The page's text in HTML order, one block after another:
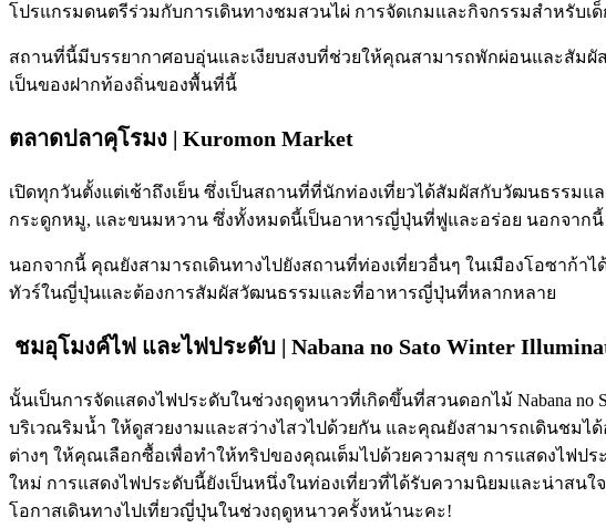
โปรแกรมดนตรีร่วมกับการเดินทางชมสวนไผ่ การจัดเกมและกิจกรรมสำหรับ
สถานที่นี้มีบรรยากาศอบอุ่นและเงียบสงบที่ช่วยให้คุณสามารถพักผ่อนและสัมผั
เป็นของฝากท้องถิ่นของพื้นที่นี้
ตลาดปลาคุโรมง | Kuromon Market
เปิดทุกวันตั้งแต่เช้าถึงเย็น ซึ่งเป็นสถานที่ที่นักท่องเที่ยวได้สัมผัสกับวัฒนธรรม
กระดูกหมู, และขนมหวาน ซึ่งทั้งหมดนี้เป็นอาหารญี่ปุ่นที่ฟูและอร่อย นอกจาก
นอกจากนี้ คุณยังสามารถเดินทางไปยังสถานที่ท่องเที่ยวอื่นๆ ในเมืองโอซาก้า
ทัวร์ในญี่ปุ่นและต้องการสัมผัสวัฒนธรรมและที่อาหารญี่ปุ่นที่หลากหลาย
ชมอุโมงค์ไฟ และไฟประดับ | Nabana no Sato Winter
นั้นเป็นการจัดแสดงไฟประดับในช่วงฤดูหนาวที่เกิดขึ้นที่สวนดอกไม้ Nabana
บริเวณริมน้ำ ให้ดูสวยงามและสว่างไสวไปด้วยกัน และคุณยังสามารถเดินชม
ต่างๆ ให้คุณเลือกซื้อเพื่อทำให้ทริปของคุณเต็มไปด้วยความสุข การแสดงไฟ
ใหม่ การแสดงไฟประดับนี้ยังเป็นหนึ่งในท่องเที่ยวที่ได้รับความนิยมและน่าสนใ
โอกาสเดินทางไปเที่ยวญี่ปุ่นในช่วงฤดูหนาวครั้งหน้านะคะ!